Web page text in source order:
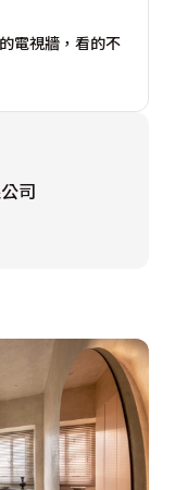
重心；該處亦設
叭配備玻璃防護
此外，原結構存
屬包覆其衍生柱
示櫃，輔以燈帶
天缺失，創建型
向外眺望即是大
映，兼具檯面功
題及料理時防止貓
未來彈性使用。鍍
島排油煙機，其材
能，宛若一件裝
電爐、單口爐具、
電視牆，看的不
司